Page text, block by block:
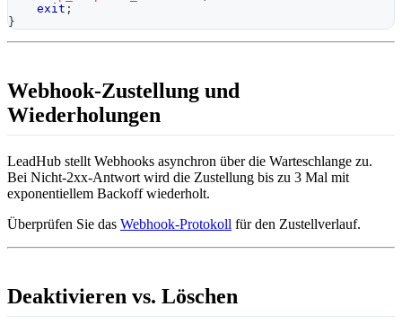
exit ;
}
Webhook-Zustellung und
Wiederholungen
LeadHub stellt Webhooks asynchron über die Warteschlange zu.
Bei Nicht-2xx-Antwort wird die Zustellung bis zu 3 Mal mit
exponentiellem Backoff wiederholt.
Überprüfen Sie das Webhook-Protokoll für den Zustellverlauf.
Deaktivieren vs. Löschen